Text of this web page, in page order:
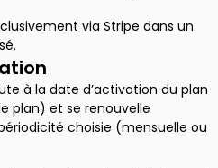
via Stripe dans un
à la date d’activation du plan
plan) et se renouvelle
choisie (mensuelle ou